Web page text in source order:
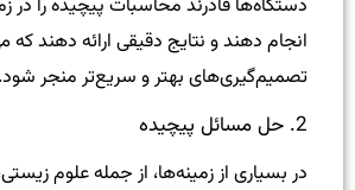
دستگاه‌ها قادرند محاسبات پیچیده را در
انجام دهند و نتایج دقیقی ارائه دهند که
تصمیم‌گیری‌های بهتر و سریع‌تر منجر شود.
2. حل مسائل پیچیده
در بسیاری از زمینه‌ها، از جمله علوم